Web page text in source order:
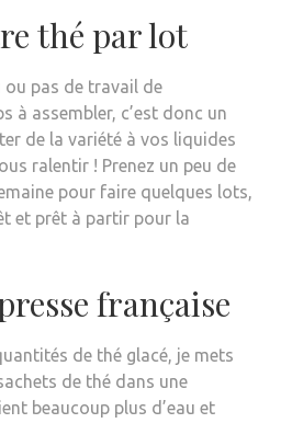
thé par lot
ou pas de travail de
à assembler, c’est donc un
de la variété à vos liquides
ralentir ! Prenez un peu de
pour faire quelques lots,
et prêt à partir pour la
française
de thé glacé, je mets
de thé dans une
beaucoup plus d’eau et